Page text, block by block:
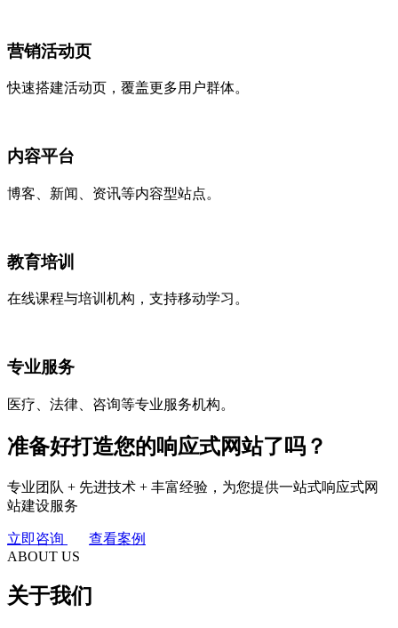
营销活动页
快速搭建活动页，覆盖更多用户群体。
内容平台
博客、新闻、资讯等内容型站点。
教育培训
在线课程与培训机构，支持移动学习。
专业服务
医疗、法律、咨询等专业服务机构。
准备好打造您的响应式网站了吗？
专业团队 + 先进技术 + 丰富经验，为您提供一站式响应式网
站建设服务
立即咨询
查看案例
ABOUT US
关于我们